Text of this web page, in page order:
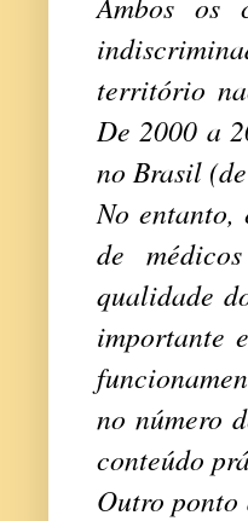
território
De 2000 a
no Brasil
No entanto,
de
qualidade
importante
no número
conteúdo
Outro ponto